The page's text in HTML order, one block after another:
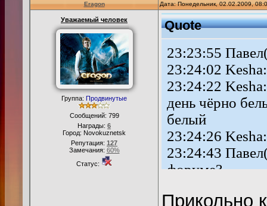
Eragon Дата: Понедельник, 02.02.2009,
Уважаемый человек
Группа: Продвинутые
Сообщений: 799
Награды: 6
Город: Novokuznetsk
Репутация: 127
Замечания: 60%
Статус:
Quote
23:23:55
23:24:02
23:24:22
день чёрно
белый
23:24:26
23:24:43
форуме?
23:25:16
Прикольно